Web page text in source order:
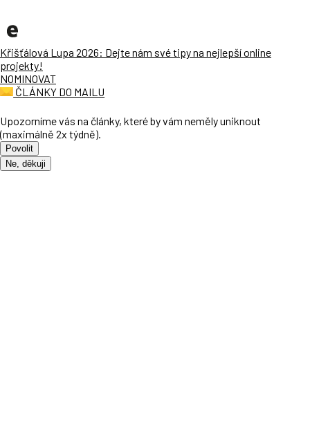
Křišťálová Lupa 2026: Dejte nám své tipy na nejlepší online
projekty!
NOMINOVAT
ČLÁNKY DO MAILU
Upozorníme vás na články, které by vám neměly uniknout
(maximálně 2x týdně).
Povolit
Ne, děkuji